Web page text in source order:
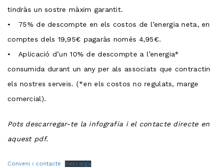
tindràs un sostre màxim garantit.
• 75% de descompte en els costos de l’energia neta, en
comptes dels 19,95€ pagaràs només 4,95€.
• Aplicació d’un 10% de descompte a l’energia*
consumida durant un any per als associats que contractin
els nostres serveis. (*en els costos no regulats, marge
comercial).
Pots descarregar-te la infografia i el contacte directe en
aquest pdf.
Conveni i contacte Descarga